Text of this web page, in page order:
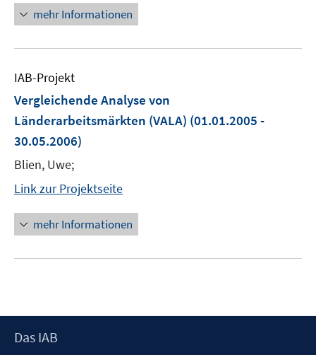
mehr Informationen
IAB-Projekt
Vergleichende Analyse von
Länderarbeitsmärkten (VALA) (01.01.2005 -
30.05.2006)
Blien, Uwe;
Link zur Projektseite
mehr Informationen
Footer
Das IAB